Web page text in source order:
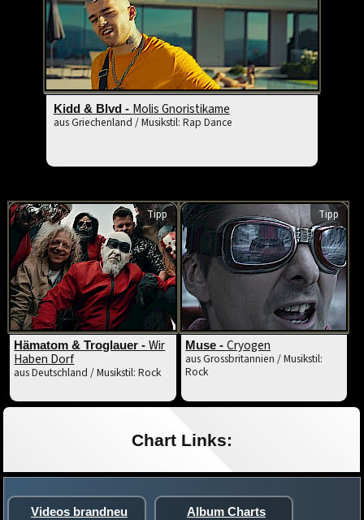
Kidd & Blvd - Molis Gnoristikame
aus Griechenland / Musikstil: Rap Dance
Tipp
Hämatom & Troglauer -Wir
Haben Dorf
aus Deutschland / Musikstil: Rock
Tipp
Muse -Cryogen
aus Grossbritannien / Musikstil:
Rock
Chart Links:
Videos brandneu Album Charts